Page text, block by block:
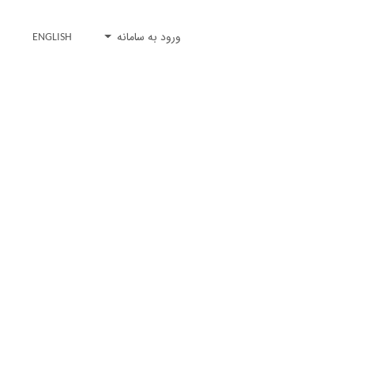
ورود به سامانه ENGLISH